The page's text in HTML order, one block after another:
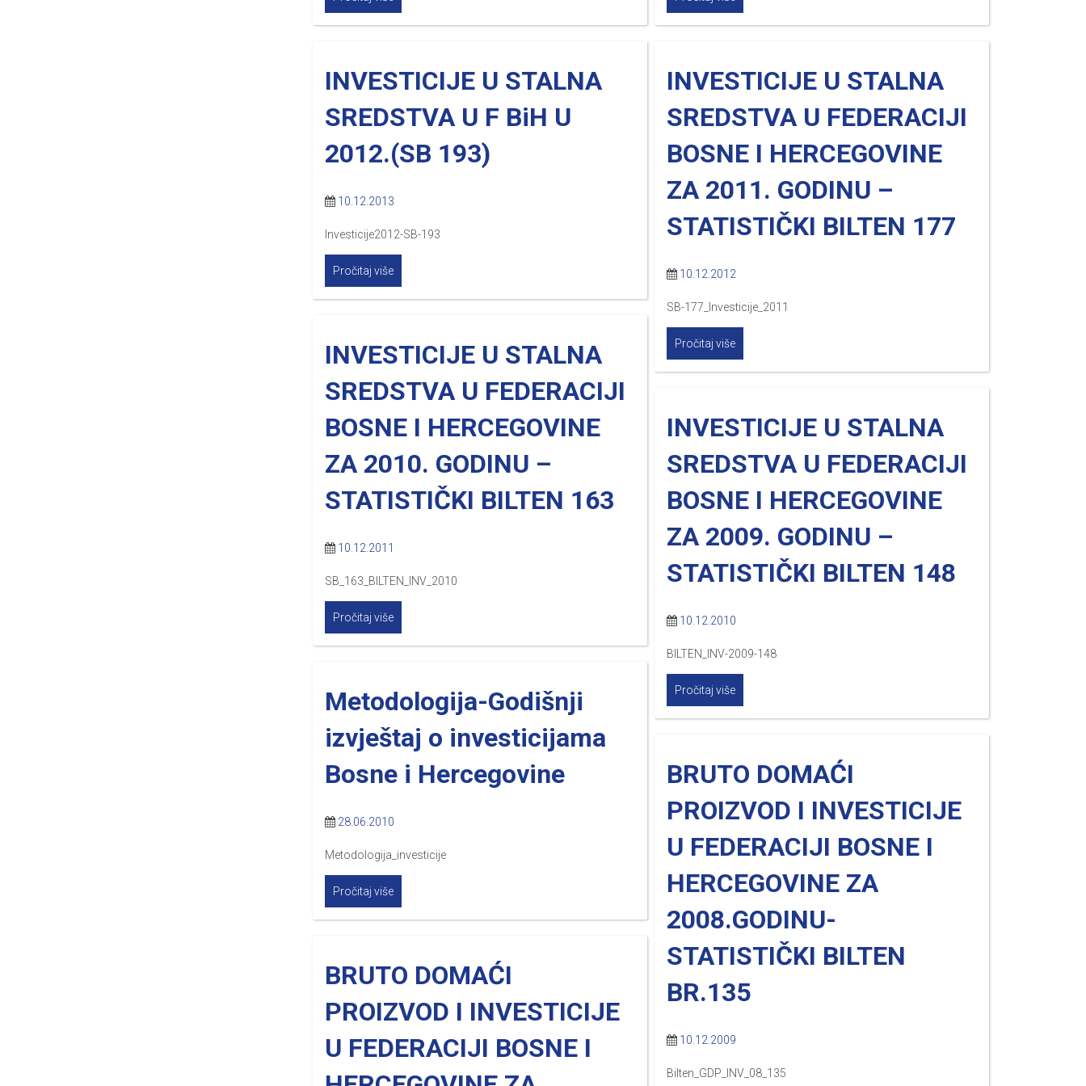
INVESTICIJE U STALNA
SREDSTVA U F BiH U
2012.(SB 193)
10.12.2013
Investicije2012-SB-193
Pročitaj više
INVESTICIJE U STALNA
SREDSTVA U FEDERACIJI
BOSNE I HERCEGOVINE
ZA 2011. GODINU –
STATISTIČKI BILTEN 177
10.12.2012
SB-177_Investicije_2011
Pročitaj više
INVESTICIJE U STALNA
SREDSTVA U FEDERACIJI
BOSNE I HERCEGOVINE
ZA 2010. GODINU –
STATISTIČKI BILTEN 163
10.12.2011
SB_163_BILTEN_INV_2010
Pročitaj više
INVESTICIJE U STALNA
SREDSTVA U FEDERACIJI
BOSNE I HERCEGOVINE
ZA 2009. GODINU –
STATISTIČKI BILTEN 148
10.12.2010
BILTEN_INV-2009-148
Pročitaj više
Metodologija-Godišnji
izvještaj o investicijama
Bosne i Hercegovine
28.06.2010
Metodologija_investicije
Pročitaj više
BRUTO DOMAĆI
PROIZVOD I INVESTICIJE
U FEDERACIJI BOSNE I
HERCEGOVINE ZA
2008.GODINU-
STATISTIČKI BILTEN
BR.135
10.12.2009
Bilten_GDP_INV_08_135
BRUTO DOMAĆI
PROIZVOD I INVESTICIJE
U FEDERACIJI BOSNE I